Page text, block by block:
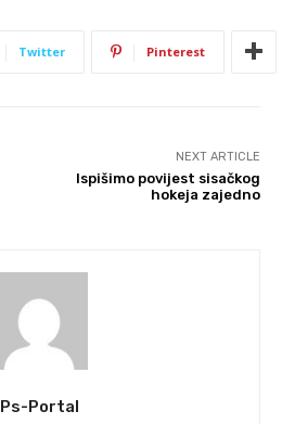
Twitter Pinterest
NEXT ARTICLE
Ispišimo povijest sisačkog
hokeja zajedno
Ps-Portal